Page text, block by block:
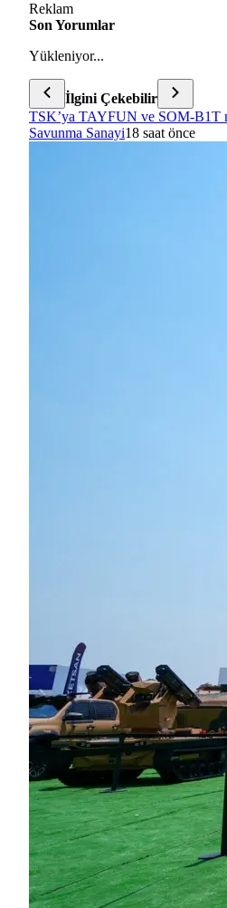
Reklam
Son Yorumlar
Yükleniyor...
İlgini Çekebilir
TSK’ya TAYFUN ve SOM-B1T
Savunma Sanayi18 saat önce